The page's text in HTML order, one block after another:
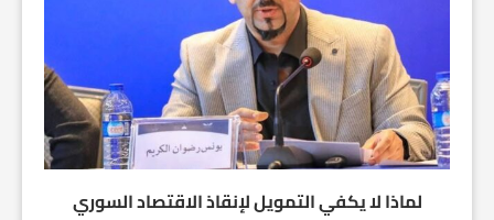
لماذا لا يكفي التمويل لإنقاذ الاقتصاد السوري